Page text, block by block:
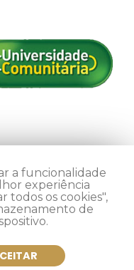
a funcionalidade
experiência
todos os cookies",
de